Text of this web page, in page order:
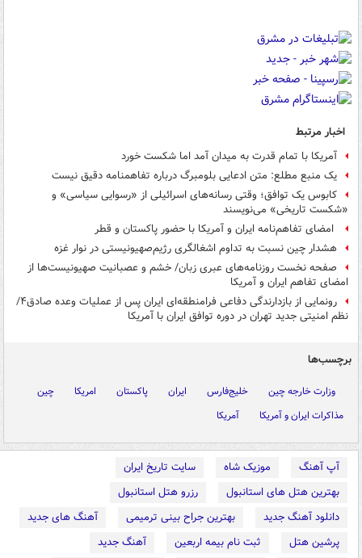
اخبار مرتبط
آمریکا با تمام قدرت به میدان آمد اما شکست خورد
یک منبع مطلع: متن ادعایی بلومبرگ درباره تفاهمنامه دقیق نیست
کابوس یک توافق؛ وقتی رسانه‌های اسرائیلی از «رسوایی سیاسی» و
«شکست تاریخی» می‌نویسند
امضای تفاهم‌نامه ایران و آمریکا با حضور پاکستان و قطر
هشدار چین نسبت به تداوم اشغالگری رژیم‌صهیونیستی در نوار غزه
صفحه نخست روزنامه‌های عبری زبان/ خشم و عصبانیت صهیونیست‌ها از
امضای تفاهم ایران و آمریکا
رونمایی از بازدارندگی دفاعی فرامنطقه‌ای ایران پس از عملیات وعده صادق۴/
نظم امنیتی جدید تهران در دوره توافق ایران با آمریکا
برچسب‌ها
وزارت خارجه چین خلیج‌فارس ایران پاکستان امریکا
چین
مذاکرات ایران و آمریکا
آمریکا
آپ آهنگ موزیک شاه
سایت تاریخ ایران
بهترین هتل های استانبول
رزرو هتل استانبول
دانلود آهنگ جدید
بهترین جراح بینی ترمیمی
آهنگ های جدید
پرشین هتل
ثبت نام بیمه اربعین
آهنگ جدید